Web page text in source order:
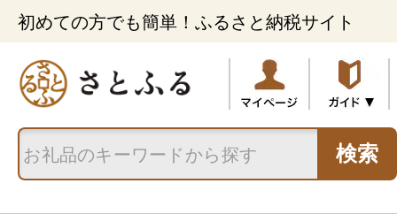
初めての方でも簡単！ふるさと納税サイト
検索